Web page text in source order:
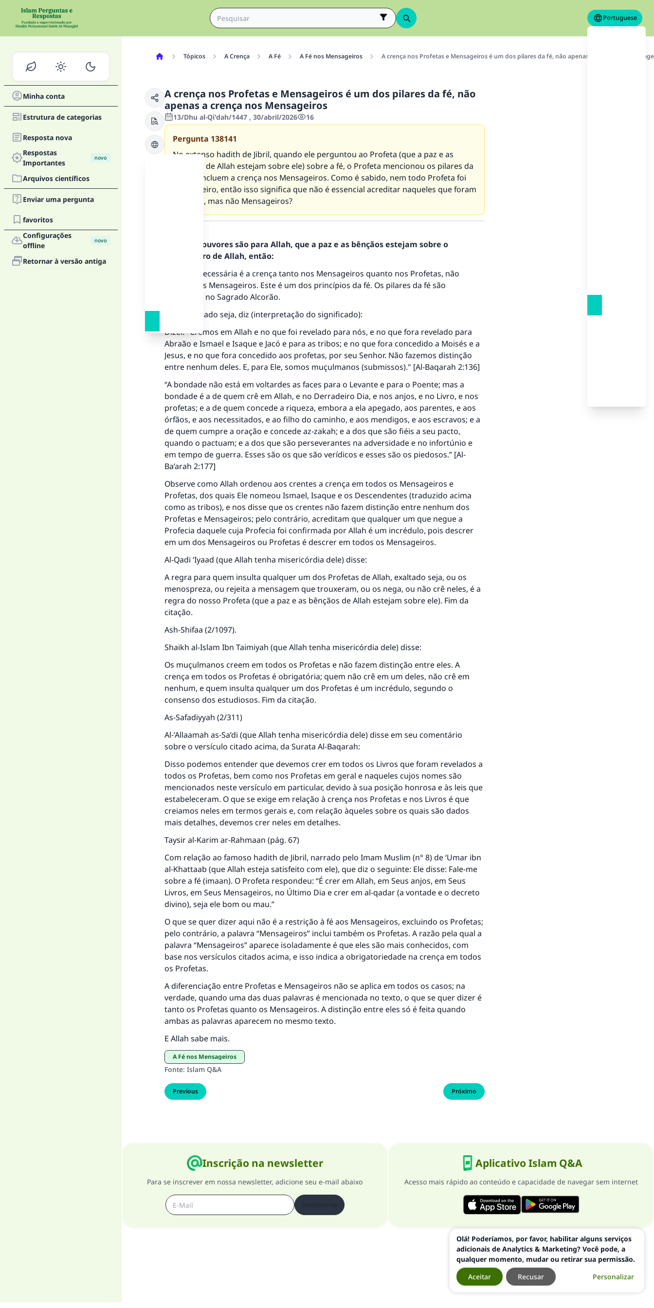
Portuguese
Minha conta
Estrutura de categorias
Resposta nova
Respostas
Importantes
novo
Arquivos científicos
Enviar uma pergunta
favoritos
Configurações
offline
novo
Retornar à versão antiga
Tópicos A Crença A Fé A Fé nos Mensageiros A crença nos Profetas e Mensageiros é um dos pilares da fé, não apenas a crença nos
A crença nos Profetas e Mensageiros é um dos pilares da fé, não
apenas a crença nos Mensageiros
13/Dhu al-Qi'dah/1447 , 30/abril/2026 16
Pergunta 138141
No extenso hadith de Jibril, quando ele perguntou ao Profeta (que a paz e as
bênçãos de Allah estejam sobre ele) sobre a fé, o Profeta mencionou os pilares da
fé, que incluem a crença nos Mensageiros. Como é sabido, nem todo Profeta foi
Mensageiro, então isso significa que não é essencial acreditar naqueles que foram
Profetas, mas não Mensageiros?
Todos os louvores são para Allah, que a paz e as bênçãos estejam sobre o
Mensageiro de Allah, então:
A crença necessária é a crença tanto nos Mensageiros quanto nos Profetas, não
apenas nos Mensageiros. Este é um dos princípios da fé. Os pilares da fé são
explicados no Sagrado Alcorão.
Allah, exaltado seja, diz (interpretação do significado):
Dizei: "Cremos em Allah e no que foi revelado para nós, e no que fora revelado para
Abraão e Ismael e Isaque e Jacó e para as tribos; e no que fora concedido a Moisés e a
Jesus, e no que fora concedido aos profetas, por seu Senhor. Não fazemos distinção
entre nenhum deles. E, para Ele, somos muçulmanos (submissos)." [Al-Baqarah 2:136]
“A bondade não está em voltardes as faces para o Levante e para o Poente; mas a
bondade é a de quem crê em Allah, e no Derradeiro Dia, e nos anjos, e no Livro, e nos
profetas; e a de quem concede a riqueza, embora a ela apegado, aos parentes, e aos
órfãos, e aos necessitados, e ao filho do caminho, e aos mendigos, e aos escravos; e a
de quem cumpre a oração e concede az-zakah; e a dos que são fiéis a seu pacto,
quando o pactuam; e a dos que são perseverantes na adversidade e no infortúnio e
em tempo de guerra. Esses são os que são verídicos e esses são os piedosos.” [Al-
Ba’arah 2:177]
Observe como Allah ordenou aos crentes a crença em todos os Mensageiros e
Profetas, dos quais Ele nomeou Ismael, Isaque e os Descendentes (traduzido acima
como as tribos), e nos disse que os crentes não fazem distinção entre nenhum dos
Profetas e Mensageiros; pelo contrário, acreditam que qualquer um que negue a
Profecia daquele cuja Profecia foi confirmada por Allah é um incrédulo, pois descrer
em um dos Mensageiros ou Profetas é descrer em todos os Mensageiros.
Al-Qadi ‘Iyaad (que Allah tenha misericórdia dele) disse:
A regra para quem insulta qualquer um dos Profetas de Allah, exaltado seja, ou os
menospreza, ou rejeita a mensagem que trouxeram, ou os nega, ou não crê neles, é a
regra do nosso Profeta (que a paz e as bênçãos de Allah estejam sobre ele). Fim da
citação.
Ash-Shifaa (2/1097).
Shaikh al-Islam Ibn Taimiyah (que Allah tenha misericórdia dele) disse:
Os muçulmanos creem em todos os Profetas e não fazem distinção entre eles. A
crença em todos os Profetas é obrigatória; quem não crê em um deles, não crê em
nenhum, e quem insulta qualquer um dos Profetas é um incrédulo, segundo o
consenso dos estudiosos. Fim da citação.
As-Safadiyyah (2/311)
Al-’Allaamah as-Sa’di (que Allah tenha misericórdia dele) disse em seu comentário
sobre o versículo citado acima, da Surata Al-Baqarah:
Disso podemos entender que devemos crer em todos os Livros que foram revelados a
todos os Profetas, bem como nos Profetas em geral e naqueles cujos nomes são
mencionados neste versículo em particular, devido à sua posição honrosa e às leis que
estabeleceram. O que se exige em relação à crença nos Profetas e nos Livros é que
creiamos neles em termos gerais e, com relação àqueles sobre os quais são dados
mais detalhes, devemos crer neles em detalhes.
Taysir al-Karim ar-Rahmaan (pág. 67)
Com relação ao famoso hadith de Jibril, narrado pelo Imam Muslim (n° 8) de ‘Umar ibn
al-Khattaab (que Allah esteja satisfeito com ele), que diz o seguinte: Ele disse: Fale-me
sobre a fé (imaan). O Profeta respondeu: “É crer em Allah, em Seus anjos, em Seus
Livros, em Seus Mensageiros, no Último Dia e crer em al-qadar (a vontade e o decreto
divino), seja ele bom ou mau.”
O que se quer dizer aqui não é a restrição à fé aos Mensageiros, excluindo os Profetas;
pelo contrário, a palavra “Mensageiros” inclui também os Profetas. A razão pela qual a
palavra “Mensageiros” aparece isoladamente é que eles são mais conhecidos, com
base nos versículos citados acima, e isso indica a obrigatoriedade na crença em todos
os Profetas.
A diferenciação entre Profetas e Mensageiros não se aplica em todos os casos; na
verdade, quando uma das duas palavras é mencionada no texto, o que se quer dizer é
tanto os Profetas quanto os Mensageiros. A distinção entre eles só é feita quando
ambas as palavras aparecem no mesmo texto.
E Allah sabe mais.
A Fé nos Mensageiros
Fonte: Islam Q&A
Previous Próximo
Inscrição na newsletter
Para se inscrever em nossa newsletter, adicione seu e-mail abaixo
Aplicativo Islam Q&A
Acesso mais rápido ao conteúdo e capacidade de navegar sem internet
A resposta n° 110845 salvou um casamento.
"Quem quer que incentive outros a fazer o que é bom receberá a
mesma recompensa que aqueles que o fazem."
(MUSLIM, 1893)
CONTRIBUIR
Olá! Poderíamos, por favor, habilitar alguns serviços
adicionais de Analytics & Marketing? Você pode, a
qualquer momento, mudar ou retirar sua permissão.
Personalizar
Recusar
Aceitar